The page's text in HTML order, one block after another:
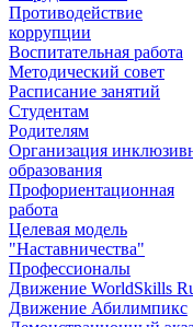
Противодействие
коррупции
Воспитательная работа
Методический совет
Расписание занятий
Студентам
Родителям
Организация
образования
Профориентационная
работа
Целевая модель
"Наставничества"
Профессионалы
Движение WorldSkills
Движение Абилимпикс